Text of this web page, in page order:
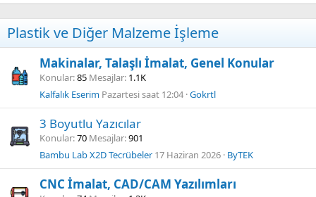
Plastik ve Diğer Malzeme İşleme
Makinalar, Talaşlı İmalat, Genel Konular
Konular 85 Mesajlar 1.1K
Kalfalık Eserim Pazartesi saat 12:04 Gokrtl
3 Boyutlu Yazıcılar
Konular 70 Mesajlar 901
Bambu Lab X2D Tecrübeler 17 Haziran 2026 ByTEK
CNC İmalat, CAD/CAM Yazılımları